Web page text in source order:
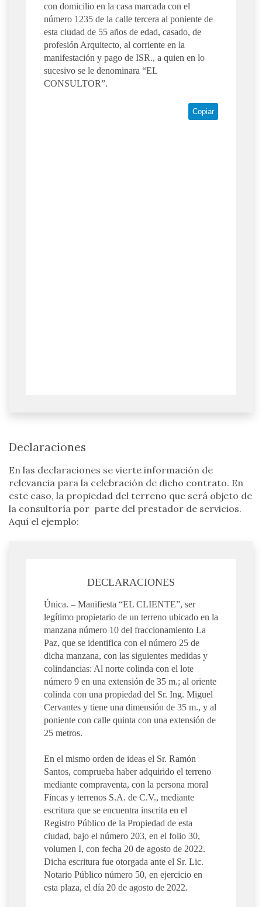
con domicilio en la casa marcada con el
número 1235 de la calle tercera al poniente de
esta ciudad de 55 años de edad, casado, de
profesión Arquitecto, al corriente en la
manifestación y pago de ISR., a quien en lo
sucesivo se le denominara “EL
CONSULTOR”.
Copiar
Declaraciones
En las declaraciones se vierte información de
relevancia para la celebración de dicho contrato. En
este caso, la propiedad del terreno que será objeto de
la consultoría por parte del prestador de servicios.
Aquí el ejemplo:
DECLARACIONES
Única. – Manifiesta “EL CLIENTE”, ser
legítimo propietario de un terreno ubicado en la
manzana número 10 del fraccionamiento La
Paz, que se identifica con el número 25 de
dicha manzana, con las siguientes medidas y
colindancias: Al norte colinda con el lote
número 9 en una extensión de 35 m.; al oriente
colinda con una propiedad del Sr. Ing. Miguel
Cervantes y tiene una dimensión de 35 m., y al
poniente con calle quinta con una extensión de
25 metros.
En el mismo orden de ideas el Sr. Ramón
Santos, comprueba haber adquirido el terreno
mediante compraventa, con la persona moral
Fincas y terrenos S.A. de C.V., mediante
escritura que se encuentra inscrita en el
Registro Público de la Propiedad de esta
ciudad, bajo el número 203, en el folio 30,
volumen I, con fecha 20 de agosto de 2022.
Dicha escritura fue otorgada ante el Sr. Lic.
Notario Público número 50, en ejercicio en
esta plaza, el día 20 de agosto de 2022.